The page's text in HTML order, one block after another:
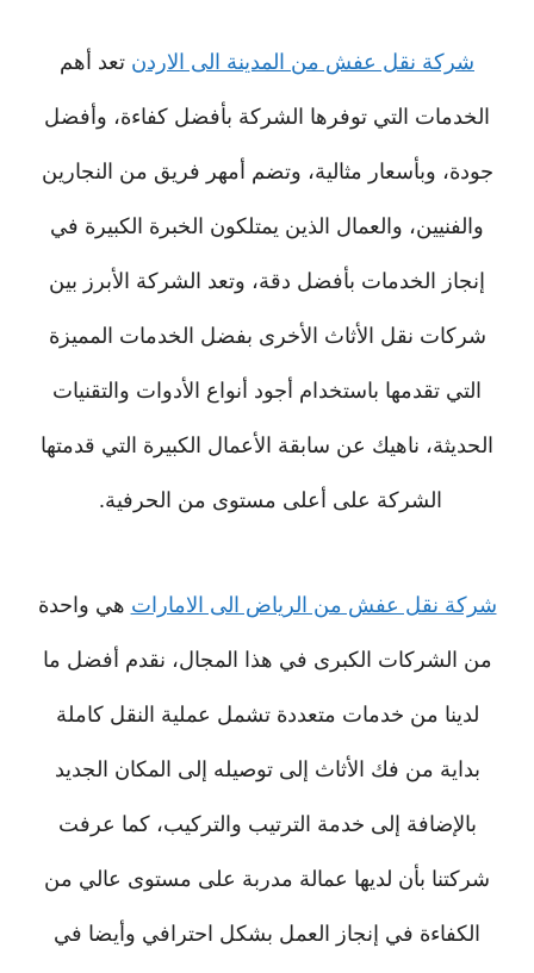
شركة نقل عفش من المدينة الى الاردن تعد أهم
الخدمات التي توفرها الشركة بأفضل كفاءة، وأفضل
جودة، وبأسعار مثالية، وتضم أمهر فريق من النجارين
والفنيين، والعمال الذين يمتلكون الخبرة الكبيرة في
إنجاز الخدمات بأفضل دقة، وتعد الشركة الأبرز بين
شركات نقل الأثاث الأخرى بفضل الخدمات المميزة
التي تقدمها باستخدام أجود أنواع الأدوات والتقنيات
الحديثة، ناهيك عن سابقة الأعمال الكبيرة التي قدمتها
الشركة على أعلى مستوى من الحرفية.
شركة نقل عفش من الرياض الى الامارات هي واحدة
من الشركات الكبرى في هذا المجال، نقدم أفضل ما
لدينا من خدمات متعددة تشمل عملية النقل كاملة
بداية من فك الأثاث إلى توصيله إلى المكان الجديد
بالإضافة إلى خدمة الترتيب والتركيب، كما عرفت
شركتنا بأن لديها عمالة مدربة على مستوى عالي من
الكفاءة في إنجاز العمل بشكل احترافي وأيضا في